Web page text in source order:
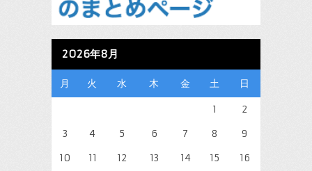
2026年8月
月 火 水 木 金 土 日
1
2
3
4 5 6 7 8
9
10
11 12 13 14 15
16